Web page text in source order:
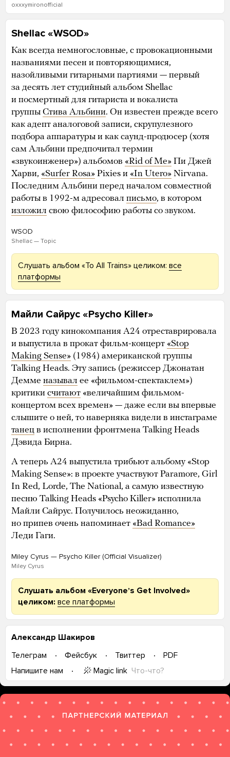
oxxxymironofficial
Shellac «WSOD»
Как всегда немногословные, с провокационными
названиями песен и повторяющимися,
назойливыми гитарными партиями — первый
за десять лет студийный альбом Shellac
и посмертный для гитариста и вокалиста
группы Стива Альбини. Он известен прежде всего
как адепт аналоговой записи, скрупулезного
подбора аппаратуры и как саунд-продюсер (хотя
сам Альбини предпочитал термин
«звукоинженер») альбомов «Rid of Me» Пи Джей
Харви, «Surfer Rosa» Pixies и «In Utero» Nirvana.
Последним Альбини перед началом совместной
работы в 1992-м адресовал письмо, в котором
изложил свою философию работы со звуком.
WSOD
Shellac — Topic
Слушать альбом «To All Trains» целиком: все
платформы
Майли Сайрус «Psycho Killer»
В 2023 году кинокомпания A24 отреставрировала
и выпустила в прокат фильм-концерт «Stop
Making Sense» (1984) американской группы
Talking Heads. Эту запись (режиссер Джонатан
Демме называл ее «фильмом-спектаклем»)
критики считают «величайшим фильмом-
концертом всех времен» — даже если вы впервые
слышите о ней, то наверняка видели в инстаграме
танец в исполнении фронтмена Talking Heads
Дэвида Бирна.
А теперь A24 выпустила трибьют альбому «Stop
Making Sense»: в проекте участвуют Paramore, Girl
In Red, Lorde, The National, а самую известную
песню Talking Heads «Psycho Killer» исполнила
Майли Сайрус. Получилось неожиданно,
но припев очень напоминает «Bad Romance»
Леди Гаги.
Miley Cyrus — Psycho Killer (Official Visualizer)
Miley Cyrus
Слушать альбом «Everyoneʼs Get Involved»
целиком: все платформы
Александр Шакиров
Телеграм
Фейсбук Твиттер
PDF
Напишите нам
Magic link Что-что?